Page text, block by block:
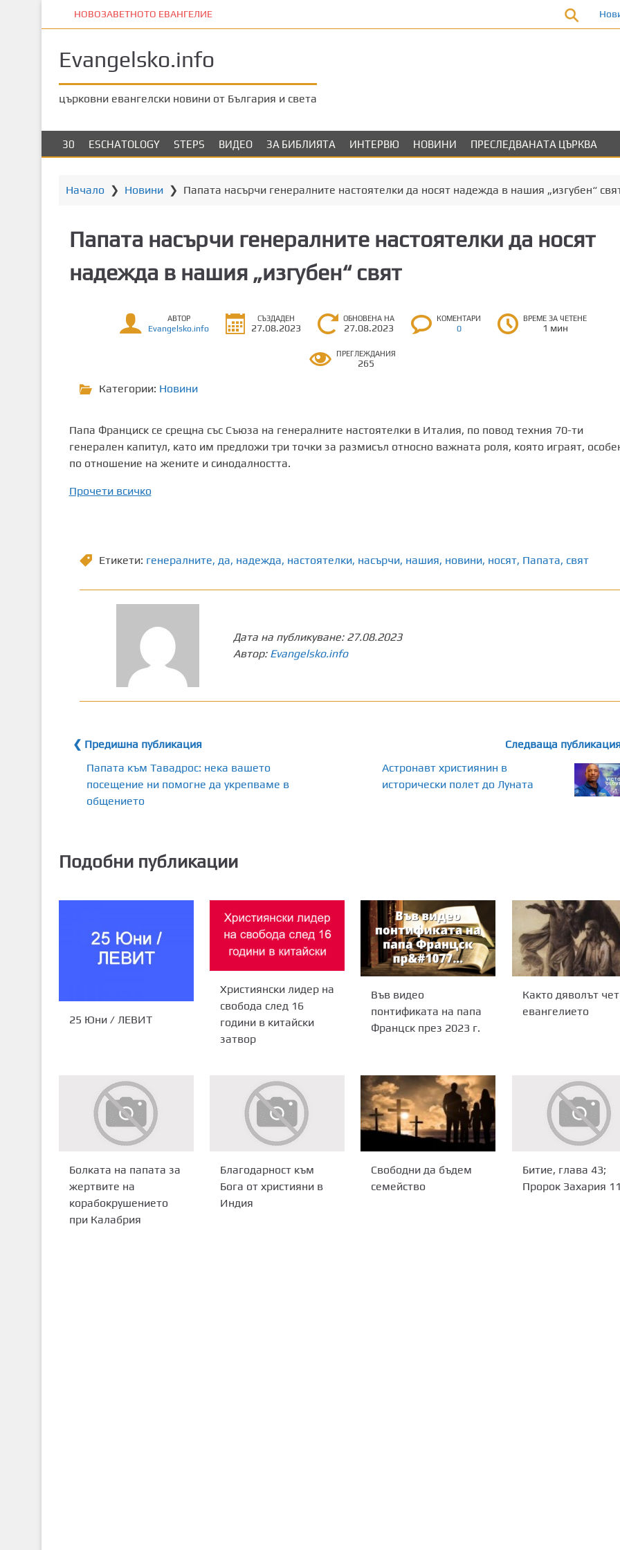
к
НОВОЗАВЕТНОТО ЕВАНГЕЛИЕ
Evangelsko.info
църковни евангелски новини от България и света
30 ESCHATOLOGY STEPS ВИДЕО ЗА БИБЛИЯТА ИНТЕРВЮ НОВИНИ ПРЕСЛЕДВАНАТА ЦЪРКВА
Начало ❯ Новини❯ Папата насърчи генералните настоятелки да носят надежда в нашия „изгубен“
Папата насърчи генералните настоятелки да носят
надежда в нашия „изгубен“ свят
АВТОР
Evangelsko.info
СЪЗДАДЕН
27.08.2023
ОБНОВЕНА НА
27.08.2023
КОМЕНТАРИ
0
ВРЕМЕ ЗА ЧЕТЕНЕ
1 мин
ПРЕГЛЕЖДАНИЯ
265
Категории: Новини
Папа Франциск се срещна със Съюза на генералните настоятелки в Италия, по повод техния 70-ти
генерален капитул, като им предложи три точки за размисъл относно важната роля, която играят,
по отношение на жените и синодалността.
Прочети всичко
Етикети: генералните, да, надежда, настоятелки, насърчи, нашия, новини, носят, Папата, свят
Дата на публикуване: 27.08.2023
Автор: Evangelsko.info
❮ Предишна публикация
Папата към Тавадрос: нека вашето
посещение ни помогне да укрепваме в
общението
Следваща
Aстронавт християнин в
исторически полет до Луната
Подобни публикации
25 Юни / ЛЕВИТ
Християнски лидер на
свобода след 16
години в китайски
затвор
Във видео
понтификата на папа
Францск през 2023 г.
Както дяволът
евангелието
Болката на папата за
жертвите на
корабокрушението
при Калабрия
Благодарност към
Бога от християни в
Индия
Свободни да бъдем
семейство
Битие, глава 43;
Пророк Захария